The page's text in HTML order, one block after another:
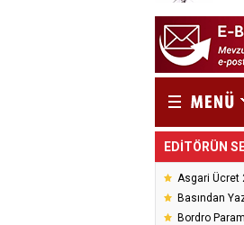
EDİTÖRÜN
Asgari Ücret
Basından
Bordro